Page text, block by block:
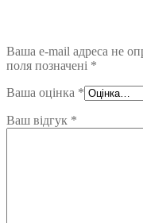
Ваша e-mail адреса не
поля позначені *
Ваша оцінка *
Ваш відгук *